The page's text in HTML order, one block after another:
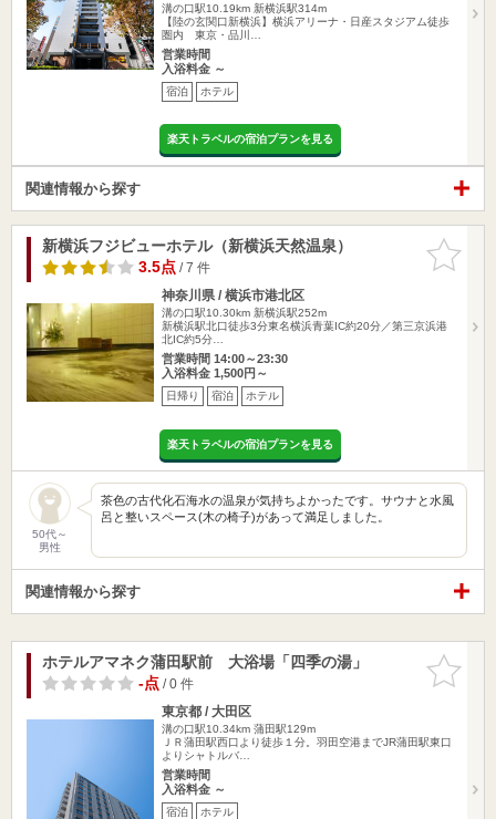
溝の口駅10.19km 新横浜駅314m
【陸の玄関口新横浜】横浜アリーナ・日産スタジアム徒歩
圏内 東京・品川…
営業時間
入浴料金 ～
宿泊 ホテル
楽天トラベルの宿泊プランを見る
関連情報から探す
お気に入
りに追加
新横浜フジビューホテル（新横浜天然温泉）
3.5点/ 7 件
神奈川県 / 横浜市港北区
溝の口駅10.30km 新横浜駅252m
新横浜駅北口徒歩3分東名横浜青葉IC約20分／第三京浜港
北IC約5分…
営業時間 14:00～23:30
入浴料金 1,500円～
日帰り 宿泊 ホテル
楽天トラベルの宿泊プランを見る
50代～
男性
茶色の古代化石海水の温泉が気持ちよかったです。サウナと水風
呂と整いスペース(木の椅子)があって満足しました。
関連情報から探す
お気に入
りに追加
ホテルアマネク蒲田駅前 大浴場「四季の湯」
-点/ 0 件
東京都 / 大田区
溝の口駅10.34km 蒲田駅129m
ＪＲ蒲田駅西口より徒歩１分。羽田空港までJR蒲田駅東口
よりシャトルバ…
営業時間
入浴料金 ～
宿泊 ホテル